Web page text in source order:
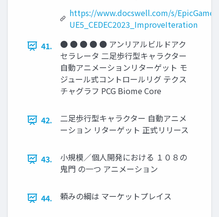
https://www.docswell.com/s/
UE5_CEDEC2023_ImproveIteration
41.
● ● ● ● ● アンリアルビルドアク
セラレータ 二足歩行型キャラクター
自動アニメーションリターゲット モ
ジュール式コントロールリグ テクス
チャグラフ PCG Biome Core
42.
二足歩行型キャラクター 自動アニメ
ーション リターゲット 正式リリース
43.
小規模／個人開発における １０８の
鬼門 の一つ アニメーション
44. 頼みの綱は マーケットプレイス